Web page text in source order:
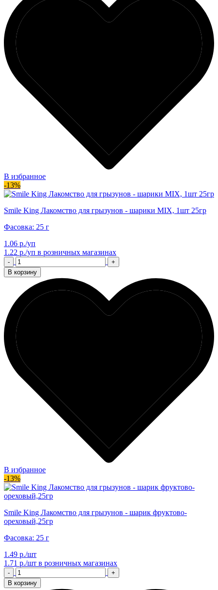
В избранное
-13%
Smile King Лакомство для грызунов - шарики MIX, 1шт 25гр
Фасовка: 25 г
1.06 р./уп
1.22 р./уп в розничных магазинах
-
+
В корзину
В избранное
-13%
Smile King Лакомство для грызунов - шарик фруктово-
ореховый,25гр
Фасовка: 25 г
1.49 р./шт
1.71 р./шт в розничных магазинах
-
+
В корзину